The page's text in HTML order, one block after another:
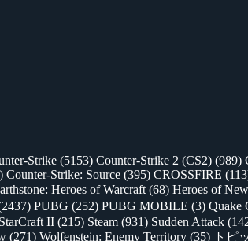
Strike (5153) Counter-Strike 2 (CS2) (989)
Counter-Strike: Source (395) CROSSFIRE
Heroes of Warcraft (68) Heroes of
PUBG (252) PUBG MOBILE (3) Quake
StarCraft II (215) Steam (931) Sudden Attack
(271) Wolfenstein: Enemy Territory (35) トピ